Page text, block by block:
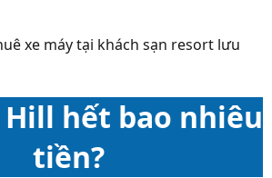
xe máy tại khách sạn resort lưu
hết bao nhiêu
tiền?